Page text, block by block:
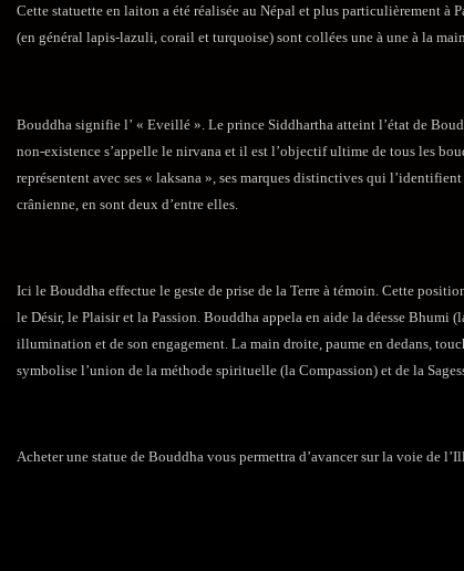
Cette statuette en laiton a été réalisée au Népal et plus particulièrement à
(en général lapis-lazuli, corail et turquoise) sont collées une à une à la
Bouddha signifie l’ « Eveillé ». Le prince Siddhartha atteint l’état de
non-existence s’appelle le nirvana et il est l’objectif ultime de tous les
représentent avec ses « laksana », ses marques distinctives qui
crânienne, en sont deux d’entre elles.
Ici le Bouddha effectue le geste de prise de la Terre à témoin. Cette
le Désir, le Plaisir et la Passion. Bouddha appela en aide la déesse
illumination et de son engagement. La main droite, paume en dedans,
symbolise l’union de la méthode spirituelle (la Compassion) et de la
Acheter une statue de Bouddha vous permettra d’avancer sur la voie de